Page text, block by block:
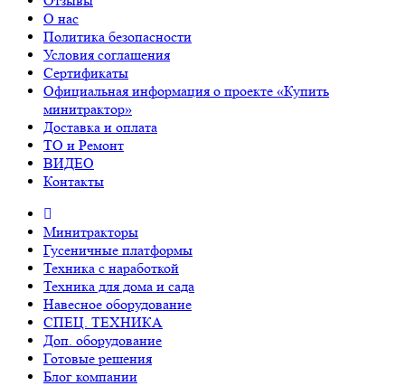
О нас
Политика безопасности
Условия соглашения
Сертификаты
Официальная информация о проекте «Купить
минитрактор»
Доставка и оплата
ТО и Ремонт
ВИДЕО
Контакты
Минитракторы
Гусеничные платформы
Техника с наработкой
Техника для дома и сада
Навесное оборудование
СПЕЦ. ТЕХНИКА
Доп. оборудование
Готовые решения
Блог компании